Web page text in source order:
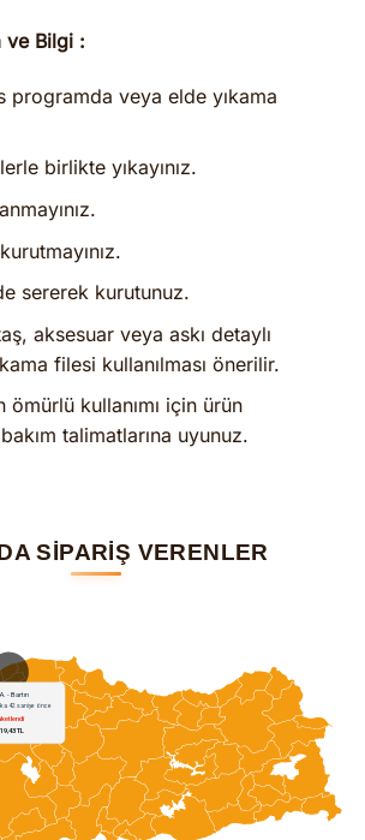
ve Bilgi :
programda veya elde yıkama
birlikte yıkayınız.
sererek kurutunuz.
aksesuar veya askı detaylı
filesi kullanılması önerilir.
ömürlü kullanımı için ürün
talimatlarına uyunuz.
SİPARİŞ VERENLER